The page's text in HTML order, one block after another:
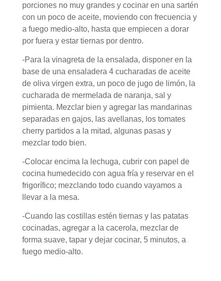
porciones no muy grandes y cocinar en una sartén
con un poco de aceite, moviendo con frecuencia y
a fuego medio-alto, hasta que empiecen a dorar
por fuera y estar tiernas por dentro.
-Para la vinagreta de la ensalada, disponer en la
base de una ensaladera 4 cucharadas de aceite
de oliva virgen extra, un poco de jugo de limón, la
cucharada de mermelada de naranja, sal y
pimienta. Mezclar bien y agregar las mandarinas
separadas en gajos, las avellanas, los tomates
cherry partidos a la mitad, algunas pasas y
mezclar todo bien.
-Colocar encima la lechuga, cubrir con papel de
cocina humedecido con agua fría y reservar en el
frigorífico; mezclando todo cuando vayamos a
llevar a la mesa.
-Cuando las costillas estén tiernas y las patatas
cocinadas, agregar a la cacerola, mezclar de
forma suave, tapar y dejar cocinar, 5 minutos, a
fuego medio-alto.